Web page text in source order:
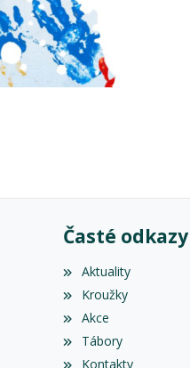
Časté odkazy
Aktuality
Kroužky
Akce
Tábory
Kontakty